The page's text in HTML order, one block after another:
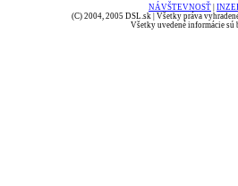
NÁVŠTEVNOSŤ
(C) 2004, 2005 DSL.sk | Všetky práva
Všetky uvedené informácie sú